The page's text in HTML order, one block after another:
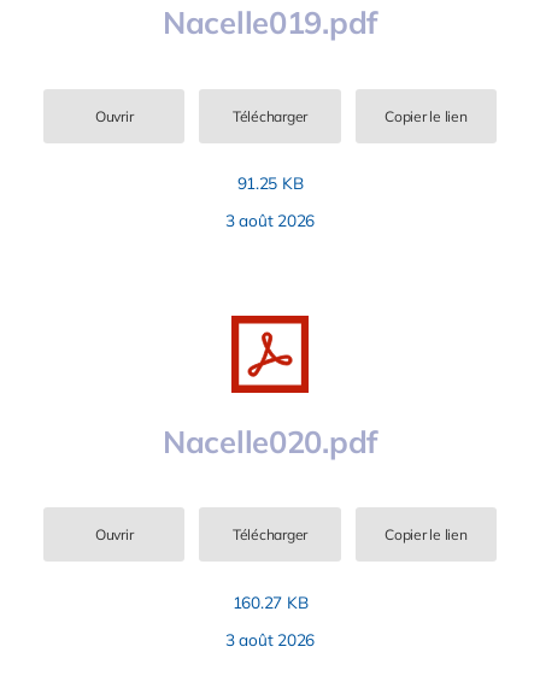
Nacelle019.pdf
Ouvrir Télécharger Copier le lien
91.25 KB
3 août 2026
Nacelle020.pdf
Ouvrir Télécharger Copier le lien
160.27 KB
3 août 2026